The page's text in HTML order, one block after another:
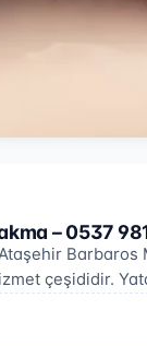
– 0537
çeşididir.